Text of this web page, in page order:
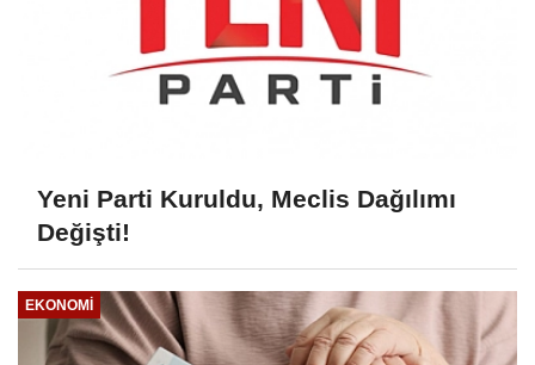
Yeni Parti Kuruldu, Meclis Dağılımı
Değişti!
EKONOMI